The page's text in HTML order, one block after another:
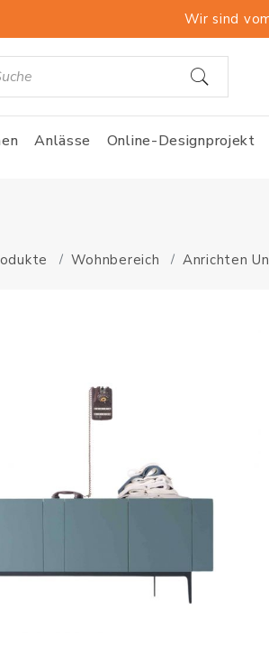
Wir sind
Anlässe Online-Designprojekt
Wohnbereich Anrichten